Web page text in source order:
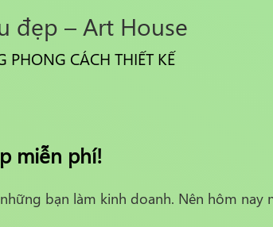
đẹp – Art House
CÁCH THIẾT KẾ
miễn phí!
bạn làm kinh doanh. Nên hôm